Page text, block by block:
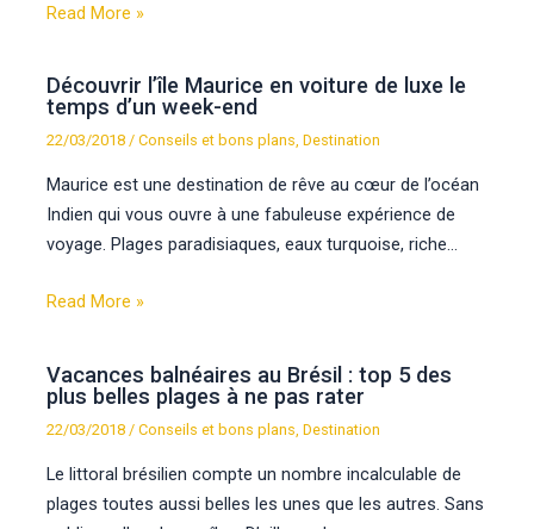
Read More »
Découvrir l’île Maurice en voiture de luxe le
temps d’un week-end
22/03/2018/Conseils et bons plans,Destination
Maurice est une destination de rêve au cœur de l’océan
Indien qui vous ouvre à une fabuleuse expérience de
voyage. Plages paradisiaques, eaux turquoise, riche…
Read More »
Vacances balnéaires au Brésil : top 5 des
plus belles plages à ne pas rater
22/03/2018 /Conseils et bons plans ,Destination
Le littoral brésilien compte un nombre incalculable de
plages toutes aussi belles les unes que les autres. Sans